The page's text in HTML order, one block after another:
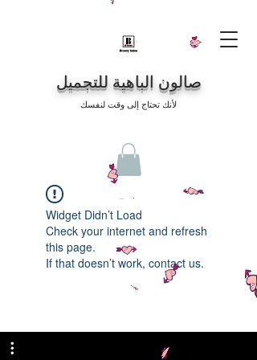
صالون الباهية للتجميل
لأنك تحتاج إلى وقت لنفسك
Widget Didn’t Load
Check your internet and refresh
this page.
If that doesn’t work, contact us.